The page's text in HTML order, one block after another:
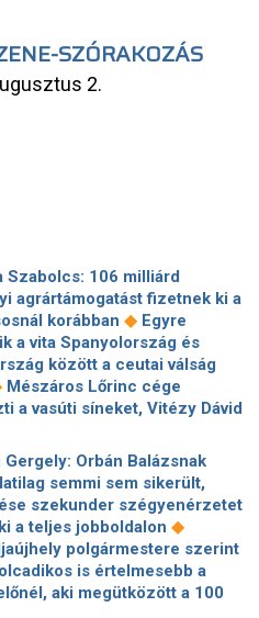
SZÓRAKOZÁS
2.
Szabolcs: 106 milliárd
agrártámogatást fizetnek ki a
korábban ◆ Egyre
a vita Spanyolország és
között a ceutai válság
Mészáros Lőrinc cége
a vasúti síneket, Vitézy Dávid
téri irodakomplexum
ha az állam felmondja a
Megérkezett
Péter bejelentése: így költik
milliárd forintnyi uniós
◆ Megbénult az ivóvíztárolók
– de máshol is komoly
adódtak
Gergely: Orbán Balázsnak
semmi sem sikerült,
szekunder szégyenérzetet
a teljes jobboldalon ◆
polgármestere szerint
is értelmesebb a
aki megütközött a 100